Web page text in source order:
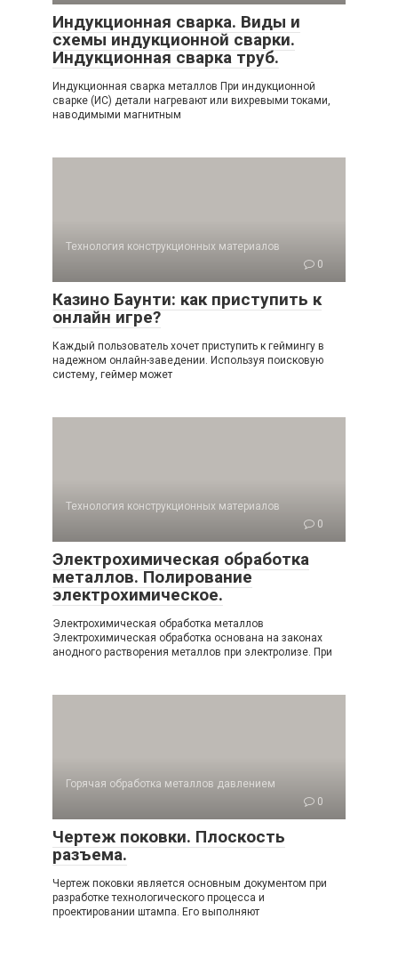
Индукционная сварка. Виды и
схемы индукционной сварки.
Индукционная сварка труб.
Индукционная сварка металлов При индукционной
сварке (ИС) детали нагревают или вихревыми токами,
наводимыми магнитным
Технология конструкционных материалов
0
Казино Баунти: как приступить к
онлайн игре?
Каждый пользователь хочет приступить к геймингу в
надежном онлайн-заведении. Используя поисковую
систему, геймер может
Технология конструкционных материалов
0
Электрохимическая обработка
металлов. Полирование
электрохимическое.
Электрохимическая обработка металлов
Электрохимическая обработка основана на законах
анодного растворения металлов при электролизе. При
Горячая обработка металлов давлением
0
Чертеж поковки. Плоскость
разъема.
Чертеж поковки является основным документом при
разработке технологического процесса и
проектировании штампа. Его выполняют